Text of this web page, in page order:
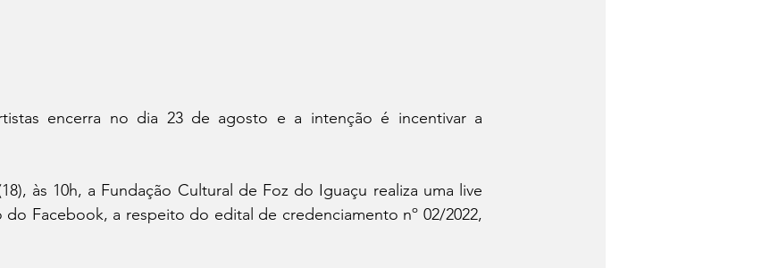
encerra no dia 23 de agosto e a intenção é incentivar a
às 10h, a Fundação Cultural de Foz do Iguaçu realiza uma live
Facebook, a respeito do edital de credenciamento nº 02/2022,